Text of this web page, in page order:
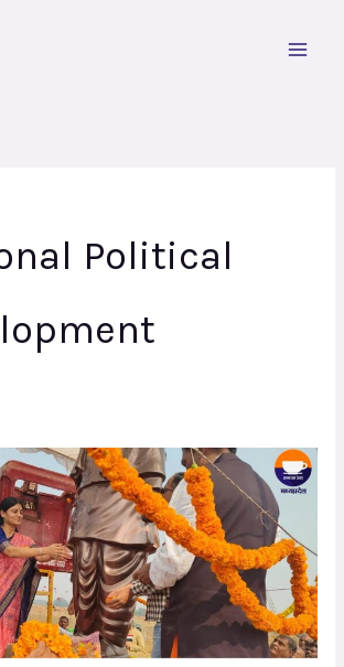
Political